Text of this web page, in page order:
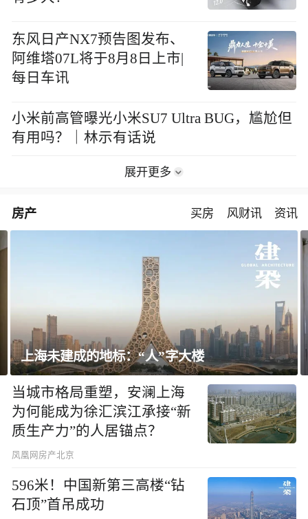
东风日产NX7预告图发布、
阿维塔07L将于8月8日上市|
每日车讯
小米前高管曝光小米SU7 Ultra BUG，尴尬但
有用吗？｜林示有话说
展开更多
房产 买房 风财讯 资讯
大楼 飘窗竟然能变身全屋C位 都
当城市格局重塑，安澜上海
为何能成为徐汇滨江承接“新
质生产力”的人居锚点？
凤凰网房产北京
596米！中国新第三高楼“钻
石顶”首吊成功